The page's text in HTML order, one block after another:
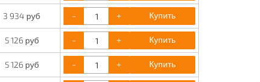
3 934 руб - + Купить
5 126 руб - + Купить
5 126 руб - + Купить